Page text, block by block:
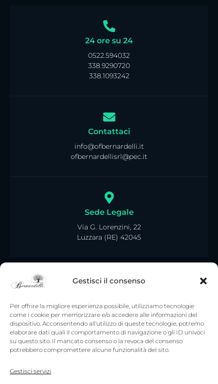
Gestisci il consenso
Per offrire la migliore esperienza possibile, utilizziamo tecnologie
come i cookie per memorizzare e/o accedere alle informazioni del
dispositivo. Acconsentendo all'utilizzo di queste tecnologie, potremo
elaborare dati quali il comportamento di navigazione o gli ID univoci
su questo sito. Il mancato consenso o la revoca del consenso
potrebbero compromettere alcune funzionalità del sito.
Gestisci servizi
24 ore su 24
0522.594032
338.9290720
338.1093242
Contattaci
info@ofbernardelli.it
ofbernardellisrl@pec.it
Sede Legale
Via G. Lorenzini, 22
Luzzara (RE) 42045